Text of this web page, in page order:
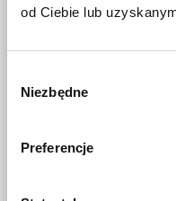
od Ciebie lub
zgody
Niezbędne
Preferencje
raz, aby utrzymać
tylko latem. Ciecz
dla roślin ozdobnych
płytę separatora
w roku i czyść je w